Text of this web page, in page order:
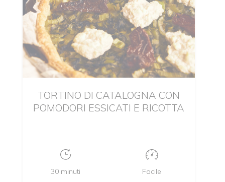
TORTINO DI CATALOGNA CON
POMODORI ESSICATI E RICOTTA
30 minuti Facile